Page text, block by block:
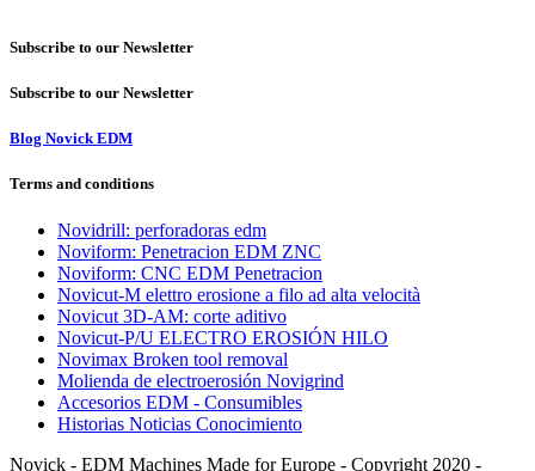
Subscribe to our Newsletter
Subscribe to our Newsletter
Blog Novick EDM
Terms and conditions
Novidrill: perforadoras edm
Noviform: Penetracion EDM ZNC
Noviform: CNC EDM Penetracion
Novicut-M elettro erosione a filo ad alta velocità
Novicut 3D-AM: corte aditivo
Novicut-P/U ELECTRO EROSIÓN HILO
Novimax Broken tool removal
Molienda de electroerosión Novigrind
Accesorios EDM - Consumibles
Historias Noticias Conocimiento
Novick - EDM Machines Made for Europe - Copyright 2020 -